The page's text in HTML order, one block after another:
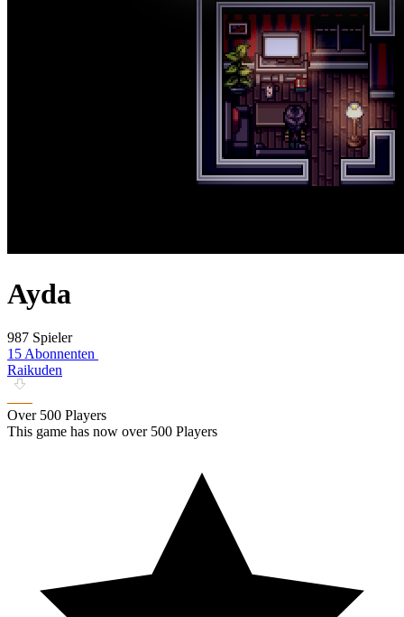
Ayda
987 Spieler
15 Abonnenten
Raikuden
Over 500 Players
This game has now over 500 Players